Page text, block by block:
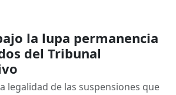
la lupa permanencia
del Tribunal
legalidad de las suspensiones que